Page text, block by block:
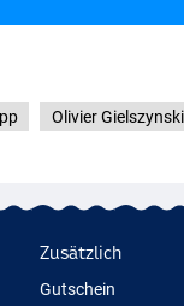
Olivier Gielszynski
Zusätzlich
Gutschein